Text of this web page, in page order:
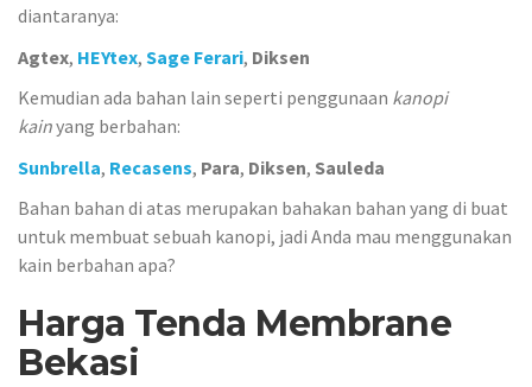
diantaranya:
Agtex, HEYtex, Sage Ferari, Diksen
Kemudian ada bahan lain seperti penggunaan kanopi
kainyang berbahan:
Sunbrella, Recasens, Para, Diksen, Sauleda
Bahan bahan di atas merupakan bahakan bahan yang di buat
untuk membuat sebuah kanopi, jadi Anda mau menggunakan
kain berbahan apa?
Harga Tenda Membrane
Bekasi